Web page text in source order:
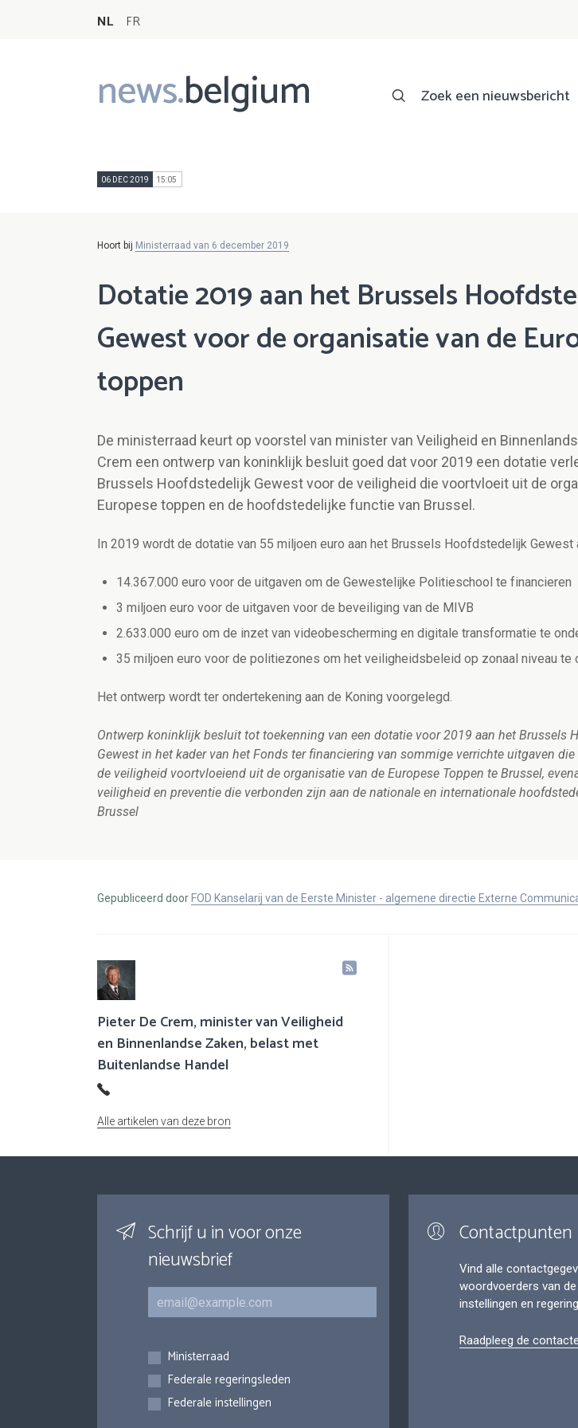
NL FR
news.belgium
Main
navigation
Zoek een nieuwsbericht
06 DEC 2019 15:05
Hoort bij Ministerraad van 6 december 2019
Dotatie 2019 aan het Brussels
Gewest voor de organisatie van de
toppen
De ministerraad keurt op voorstel van minister van Veiligheid en
Crem een ontwerp van koninklijk besluit goed dat voor 2019 een dotatie
Brussels Hoofdstedelijk Gewest voor de veiligheid die voortvloeit uit de
Europese toppen en de hoofdstedelijke functie van Brussel.
In 2019 wordt de dotatie van 55 miljoen euro aan het Brussels Hoofdstedelijk
14.367.000 euro voor de uitgaven om de Gewestelijke Politieschool te financieren
3 miljoen euro voor de uitgaven voor de beveiliging van de MIVB
2.633.000 euro om de inzet van videobescherming en digitale transformatie te
35 miljoen euro voor de politiezones om het veiligheidsbeleid op zonaal niveau te
Het ontwerp wordt ter ondertekening aan de Koning voorgelegd.
Ontwerp koninklijk besluit tot toekenning van een dotatie voor 2019 aan het Brussels
Gewest in het kader van het Fonds ter financiering van sommige verrichte uitgaven
de veiligheid voortvloeiend uit de organisatie van de Europese Toppen te Brussel,
veiligheid en preventie die verbonden zijn aan de nationale en internationale
Brussel
Gepubliceerd door FOD Kanselarij van de Eerste Minister - algemene directie Externe
Pieter De Crem, minister van Veiligheid
en Binnenlandse Zaken, belast met
Buitenlandse Handel
Alle artikelen van deze bron
Schrijf u in voor onze
nieuwsbrief
E-mail
Inschrijvingen
Ministerraad
Federale regeringsleden
Federale instellingen
Contactpunten
Vind alle
woordvoerders van
instellingen en
Raadpleeg de